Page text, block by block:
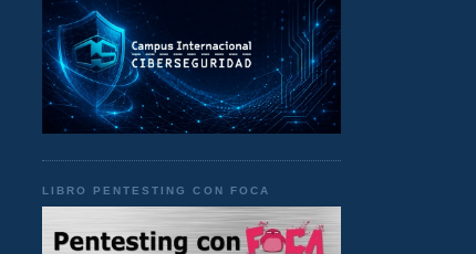
LIBRO PENTESTING CON FOCA